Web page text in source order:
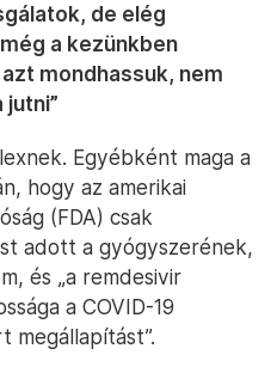
de elég
a kezünkben
mondhassuk, nem
Egyébként maga a
hogy az amerikai
(FDA) csak
adott a gyógyszerének,
és „a remdesivir
a COVID-19
megállapítást”.